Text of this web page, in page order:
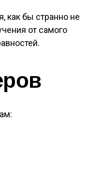
как бы странно не
от самого